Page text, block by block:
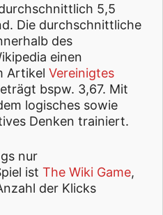
5,5
Die durchschnittliche
des
einen
Artikel Vereinigtes
bspw. 3,67. Mit
logisches sowie
Denken trainiert.
nur
ist The Wiki Game,
der Klicks